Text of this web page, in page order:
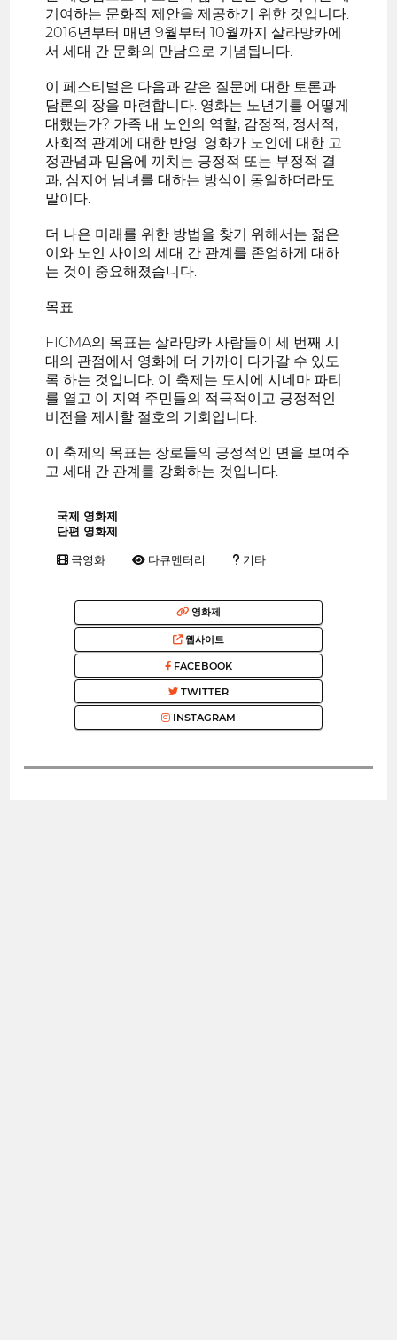
기여하는 문화적 제안을 제공하기 위한 것입니다.
2016년부터 매년 9월부터 10월까지 살라망카에
서 세대 간 문화의 만남으로 기념됩니다.
이 페스티벌은 다음과 같은 질문에 대한 토론과
담론의 장을 마련합니다. 영화는 노년기를 어떻게
대했는가? 가족 내 노인의 역할, 감정적, 정서적,
사회적 관계에 대한 반영. 영화가 노인에 대한 고
정관념과 믿음에 끼치는 긍정적 또는 부정적 결
과, 심지어 남녀를 대하는 방식이 동일하더라도
말이다.
더 나은 미래를 위한 방법을 찾기 위해서는 젊은
이와 노인 사이의 세대 간 관계를 존엄하게 대하
는 것이 중요해졌습니다.
목표
FICMA의 목표는 살라망카 사람들이 세 번째 시
대의 관점에서 영화에 더 가까이 다가갈 수 있도
록 하는 것입니다. 이 축제는 도시에 시네마 파티
를 열고 이 지역 주민들의 적극적이고 긍정적인
비전을 제시할 절호의 기회입니다.
이 축제의 목표는 장로들의 긍정적인 면을 보여주
고 세대 간 관계를 강화하는 것입니다.
국제 영화제
단편 영화제
극영화 다큐멘터리 기타
영화제
웹사이트
FACEBOOK
TWITTER
INSTAGRAM